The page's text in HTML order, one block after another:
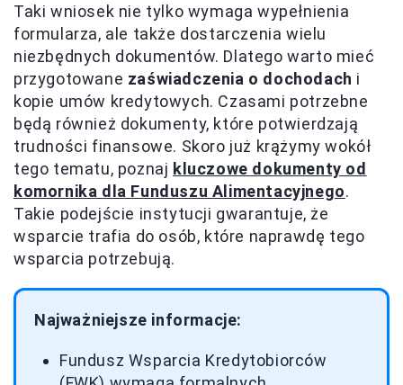
Taki wniosek nie tylko wymaga wypełnienia
formularza, ale także dostarczenia wielu
niezbędnych dokumentów. Dlatego warto mieć
przygotowane zaświadczenia o dochodach i
kopie umów kredytowych. Czasami potrzebne
będą również dokumenty, które potwierdzają
trudności finansowe. Skoro już krążymy wokół
tego tematu, poznaj kluczowe dokumenty od
komornika dla Funduszu Alimentacyjnego.
Takie podejście instytucji gwarantuje, że
wsparcie trafia do osób, które naprawdę tego
wsparcia potrzebują.
Najważniejsze informacje:
Fundusz Wsparcia Kredytobiorców